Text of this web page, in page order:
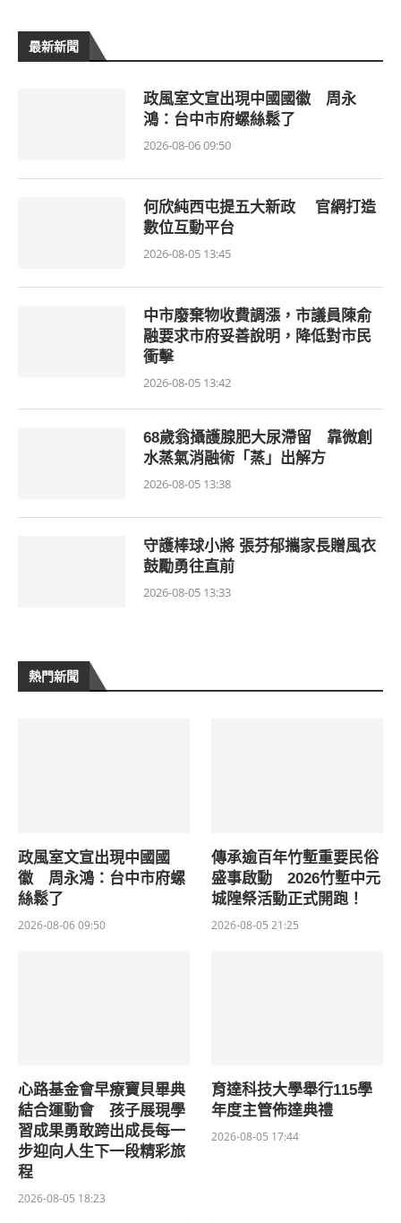
最新新聞
政風室文宣出現中國國徽 周永
鴻：台中市府螺絲鬆了
2026-08-06 09:50
何欣純西屯提五大新政 官網打造
數位互動平台
2026-08-05 13:45
中市廢棄物收費調漲，市議員陳俞
融要求市府妥善說明，降低對市民
衝擊
2026-08-05 13:42
68歲翁攝護腺肥大尿滯留 靠微創
水蒸氣消融術「蒸」出解方
2026-08-05 13:38
守護棒球小將 張芬郁攜家長贈風衣
鼓勵勇往直前
2026-08-05 13:33
熱門新聞
政風室文宣出現中國國
徽 周永鴻：台中市府螺
絲鬆了
2026-08-06 09:50
傳承逾百年竹塹重要民俗
盛事啟動 2026竹塹中元
城隍祭活動正式開跑！
2026-08-05 21:25
心路基金會早療寶貝畢典
結合運動會 孩子展現學
習成果勇敢跨出成長每一
步迎向人生下一段精彩旅
程
2026-08-05 18:23
育達科技大學舉行115學
年度主管佈達典禮
2026-08-05 17:44